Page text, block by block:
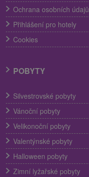
Ochrana osobních údajů
Přihlášení pro hotely
Cookies
POBYTY
Silvestrovské pobyty
Vánoční pobyty
Velikonoční pobyty
Valentýnské pobyty
Halloween pobyty
Zimní lyžařské pobyty